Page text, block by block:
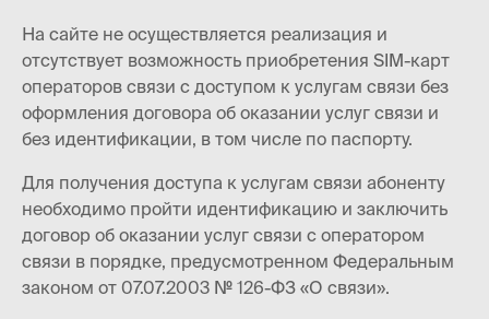
На сайте не осуществляется реализация и
отсутствует возможность приобретения SIM-карт
операторов связи с доступом к услугам связи без
оформления договора об оказании услуг связи и
без идентификации, в том числе по паспорту.
Для получения доступа к услугам связи абоненту
необходимо пройти идентификацию и заключить
договор об оказании услуг связи с оператором
связи в порядке, предусмотренном Федеральным
законом от 07.07.2003 № 126-ФЗ «О связи».